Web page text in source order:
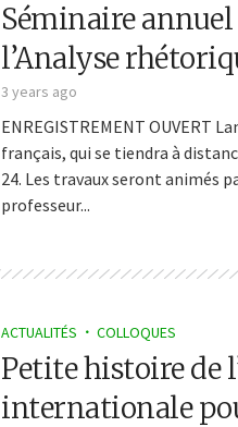
Séminaire annuel
l’Analyse
3 years ago
ENREGISTREMENT OUVERT
français, qui se tiendra à
24. Les travaux seront animés
professeur...
ACTUALITÉS COLLOQUES
Petite histoire de
internationale